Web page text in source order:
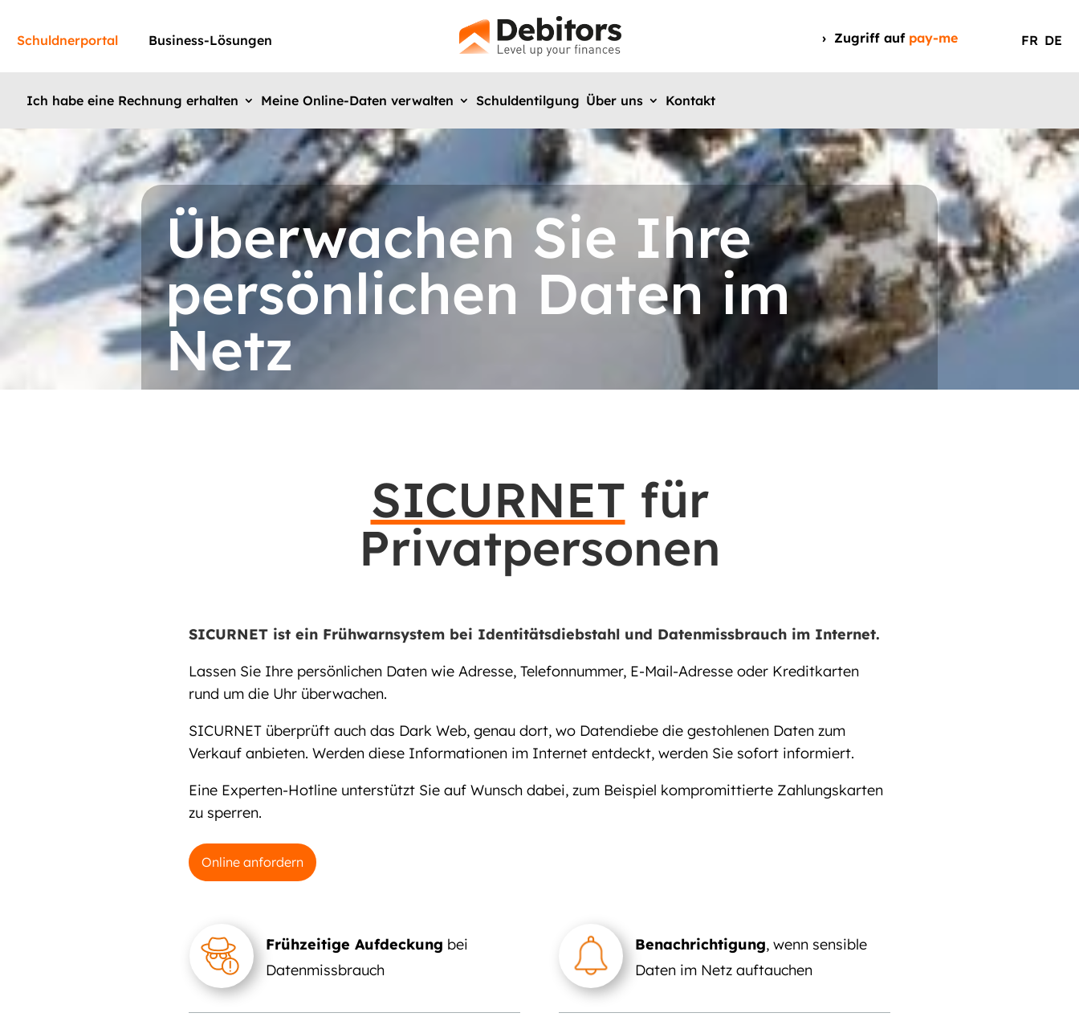
Schuldnerportal Business-Lösungen Zugriff aufpay-me FR DE
Ich habe eine Rechnung erhalten Meine Online-Daten verwalten Schuldentilgung Über uns Kontakt
Überwachen Sie Ihre
persönlichen Daten im
Netz
SICURNET für
Privatpersonen
SICURNET ist ein Frühwarnsystem bei Identitätsdiebstahl und Datenmissbrauch im Internet.
Lassen Sie Ihre persönlichen Daten wie Adresse, Telefonnummer, E-Mail-Adresse oder Kreditkarten
rund um die Uhr überwachen.
SICURNET überprüft auch das Dark Web, genau dort, wo Datendiebe die gestohlenen Daten zum
Verkauf anbieten. Werden diese Informationen im Internet entdeckt, werden Sie sofort informiert.
Eine Experten-Hotline unterstützt Sie auf Wunsch dabei, zum Beispiel kompromittierte Zahlungskarten
zu sperren.
Online anfordern
Frühzeitige Aufdeckung bei
Datenmissbrauch
Benachrichtigung, wenn sensible
Daten im Netz auftauchen